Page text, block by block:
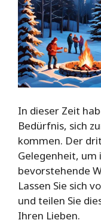
In dieser Zeit
Bedürfnis, sich
kommen. Der
Gelegenheit, um
bevorstehende
Lassen Sie sich
und teilen Sie
Ihren Lieben.